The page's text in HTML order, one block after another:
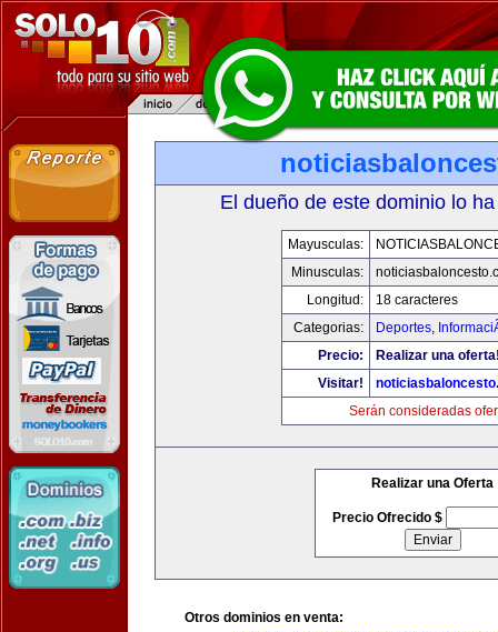
El dueño de este dominio lo
Mayusculas:
Minusculas:
Longitud:
18 caracteres
Categorias:
Deportes,
Precio:
Realizar una
Visitar!
Serán consideradas
Realizar una Oferta
Precio Ofrecido $
Otros dominios en venta: